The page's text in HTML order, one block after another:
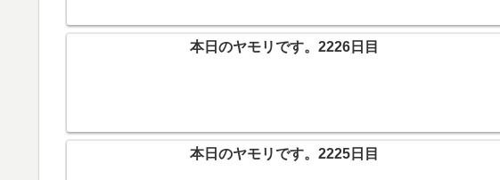
本日のヤモリです。2226日目
本日のヤモリです。2225日目